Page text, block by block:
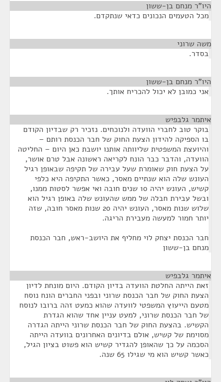
היו"ר מנחם בן-ששון
מכל הטעמים הנכונים כדאי שנתקדם.
משה שרוני
בסדר.
היו"ר מנחם בן-ששון
אני כמובן לא יכול להכריח אותך.
איתמר גלבפיש
בוקר טוב לחברי הוועדה ולנוכחים. נזכיר רק שבדיון הקודם
בו הספיקה להידון הצעת החוק של חבר הכנסת רותם –
והיועצת המשפטית שליוותה אותנו יושבת כאן היום – החליטה
הוועדה, והדבר כבר הונח לקריאה ראשונה אבל טרם אושר,
על הצעת חוק שאומרת שעל עבירה של תקיפה שבאופן רגיל
העונש שלה הוא שנתיים מאסר, כאשר התקיפה היא כלפי
קשיש, העונש יהיה 10 שנים חובה ואי אפשר לסטות ממנו,
ובשל עבירת חבלה של ממש שהעונש שלה באופן רגיל הוא
שלוש שנות מאסר, העונש יהיה 20 שנות מאסר חובה, שזה
יותר חמור למעשה מעבירת הריגה.
חבר הכנסת יצחק לוי מחליף את היושב-ראש, חבר הכנסת
מנחם בן-ששון
איתמר גלבפיש
זאת הייתה החלטת הוועדה בדיון הקודם. היום מונחת לדיון
הצעת החוק של חבר הכנסת שרוני ובפני החברים הונח נוסח
מטעם הייעוץ המשפטי לוועדה שהוא כמעט זהה ברובו לנוסח
של חבר הכנסת שרוני, למעט עניין אחד שהוא הגדרת
הקשיש. בהצעת החוק של חבר הכנסת שרוני הייתה הגדרה
מסוימת של קשיש, אולם בדיונים האחרונים בוועדה הייתה
הסכמה על כך שהאופן להגדיר קשיש הוא פשוט בציון הגיל,
כאשר קשיש הוא מי שגילו 65 שנה.